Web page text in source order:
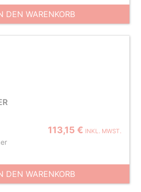
DEN WARENKORB
113,15 € INKL. MWST.
DEN WARENKORB